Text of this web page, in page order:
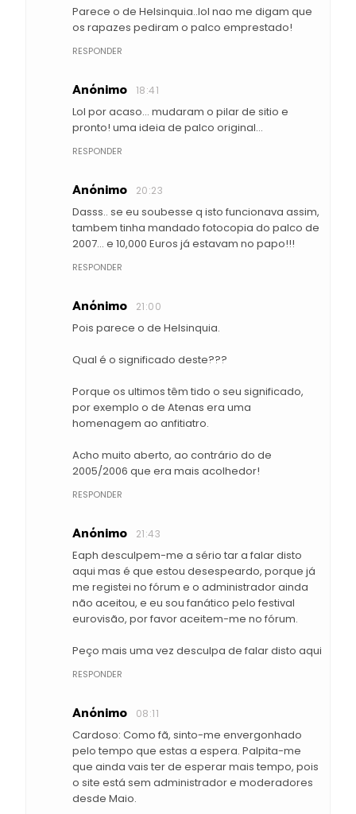
Parece o de Helsinquia..lol nao me digam que
os rapazes pediram o palco emprestado!
RESPONDER
Anónimo 18:41
Lol por acaso... mudaram o pilar de sitio e
pronto! uma ideia de palco original...
RESPONDER
Anónimo 20:23
Dasss.. se eu soubesse q isto funcionava assim,
tambem tinha mandado fotocopia do palco de
2007... e 10,000 Euros já estavam no papo!!!
RESPONDER
Anónimo 21:00
Pois parece o de Helsinquia.
Qual é o significado deste???
Porque os ultimos têm tido o seu significado,
por exemplo o de Atenas era uma
homenagem ao anfitiatro.
Acho muito aberto, ao contrário do de
2005/2006 que era mais acolhedor!
RESPONDER
Anónimo 21:43
Eaph desculpem-me a sério tar a falar disto
aqui mas é que estou desespeardo, porque já
me registei no fórum e o administrador ainda
não aceitou, e eu sou fanático pelo festival
eurovisão, por favor aceitem-me no fórum.
Peço mais uma vez desculpa de falar disto aqui
RESPONDER
Anónimo 08:11
Cardoso: Como fã, sinto-me envergonhado
pelo tempo que estas a espera. Palpita-me
que ainda vais ter de esperar mais tempo, pois
o site está sem administrador e moderadores
desde Maio.